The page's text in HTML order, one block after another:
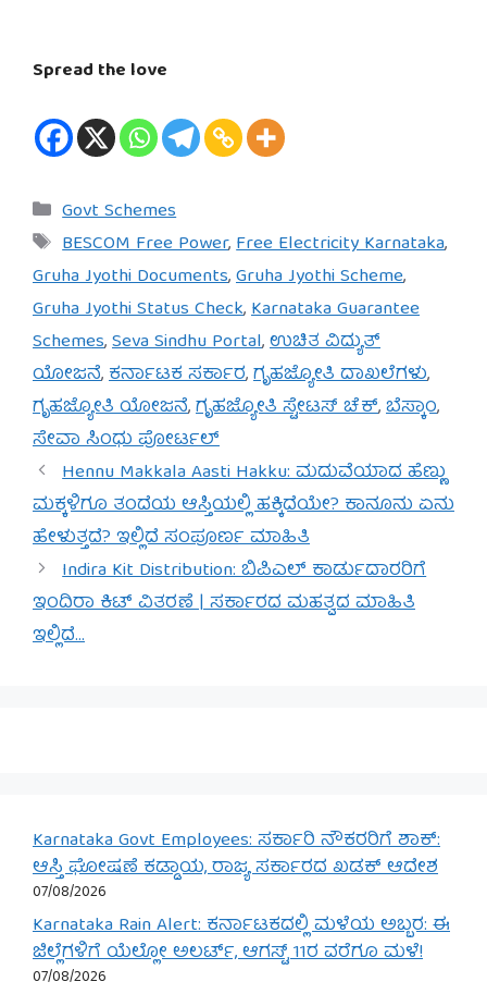
Spread the love
Categories
Govt Schemes
Tags
BESCOM Free Power,Free Electricity Karnataka,
Gruha Jyothi Documents,Gruha Jyothi Scheme,
Gruha Jyothi Status Check,Karnataka Guarantee
Schemes,Seva Sindhu Portal,ಉಚಿತ ವಿದ್ಯುತ್
ಯೋಜನೆ,ಕರ್ನಾಟಕ ಸರ್ಕಾರ,ಗೃಹಜ್ಯೋತಿ ದಾಖಲೆಗಳು,
ಗೃಹಜ್ಯೋತಿ ಯೋಜನೆ,ಗೃಹಜ್ಯೋತಿ ಸ್ಟೇಟಸ್ ಚೆಕ್,ಬೆಸ್ಕಾಂ,
ಸೇವಾ ಸಿಂಧು ಪೋರ್ಟಲ್
Hennu Makkala Aasti Hakku: ಮದುವೆಯಾದ ಹೆಣ್ಣು
ಮಕ್ಕಳಿಗೂ ತಂದೆಯ ಆಸ್ತಿಯಲ್ಲಿ ಹಕ್ಕಿದೆಯೇ? ಕಾನೂನು ಏನು
ಹೇಳುತ್ತದೆ? ಇಲ್ಲಿದೆ ಸಂಪೂರ್ಣ ಮಾಹಿತಿ
Indira Kit Distribution: ಬಿಪಿಎಲ್ ಕಾರ್ಡುದಾರರಿಗೆ
ಇಂದಿರಾ ಕಿಟ್ ವಿತರಣೆ | ಸರ್ಕಾರದ ಮಹತ್ವದ ಮಾಹಿತಿ
ಇಲ್ಲಿದೆ…
Karnataka Govt Employees: ಸರ್ಕಾರಿ ನೌಕರರಿಗೆ ಶಾಕ್:
ಆಸ್ತಿ ಘೋಷಣೆ ಕಡ್ಡಾಯ, ರಾಜ್ಯ ಸರ್ಕಾರದ ಖಡಕ್ ಆದೇಶ
07/08/2026
Karnataka Rain Alert: ಕರ್ನಾಟಕದಲ್ಲಿ ಮಳೆಯ ಅಬ್ಬರ: ಈ
ಜಿಲ್ಲೆಗಳಿಗೆ ಯೆಲ್ಲೋ ಅಲರ್ಟ್, ಆಗಸ್ಟ್ 11ರ ವರೆಗೂ ಮಳೆ!
07/08/2026